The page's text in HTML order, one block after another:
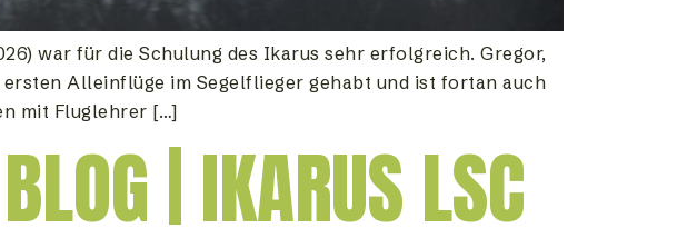
war für die Schulung des Ikarus sehr erfolgreich. Gregor,
Alleinflüge im Segelflieger gehabt und ist fortan auch
mit Fluglehrer […]
| IKARUS LSC